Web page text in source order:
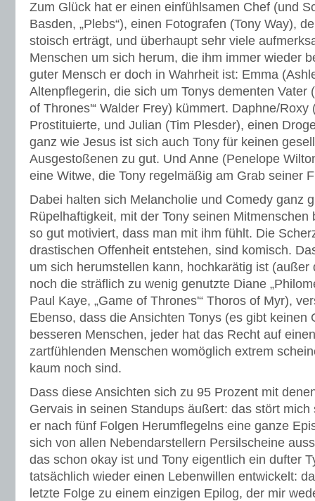
Zum Glück hat er einen einfühlsamen Chef (und
Basden, „Plebs“), einen Fotografen (Tony Way),
stoisch erträgt, und überhaupt sehr viele
Menschen um sich herum, die ihm immer wieder
guter Mensch er doch in Wahrheit ist: Emma
Altenpflegerin, die sich um Tonys dementen Vater
of Thrones'“ Walder Frey) kümmert. Daphne/Roxy
Prostituierte, und Julian (Tim Plesder), einen
ganz wie Jesus ist sich auch Tony für keinen
Ausgestoßenen zu gut. Und Anne (Penelope
eine Witwe, die Tony regelmäßig am Grab seiner
Dabei halten sich Melancholie und Comedy ganz
Rüpelhaftigkeit, mit der Tony seinen Mitmenschen
so gut motiviert, dass man mit ihm fühlt. Die
drastischen Offenheit entstehen, sind komisch.
um sich herumstellen kann, hochkarätig ist (außer
noch die sträflich zu wenig genutzte Diane
Paul Kaye, „Game of Thrones'“ Thoros of Myr),
Ebenso, dass die Ansichten Tonys (es gibt keinen
besseren Menschen, jeder hat das Recht auf
zartfühlenden Menschen womöglich extrem
kaum noch sind.
Dass diese Ansichten sich zu 95 Prozent mit
Gervais in seinen Standups äußert: das stört
er nach fünf Folgen Herumflegelns eine ganze
sich von allen Nebendarstellern Persilscheine
das schon okay ist und Tony eigentlich ein dufter
tatsächlich wieder einen Lebenwillen entwickelt:
letzte Folge zu einem einzigen Epilog, der mir